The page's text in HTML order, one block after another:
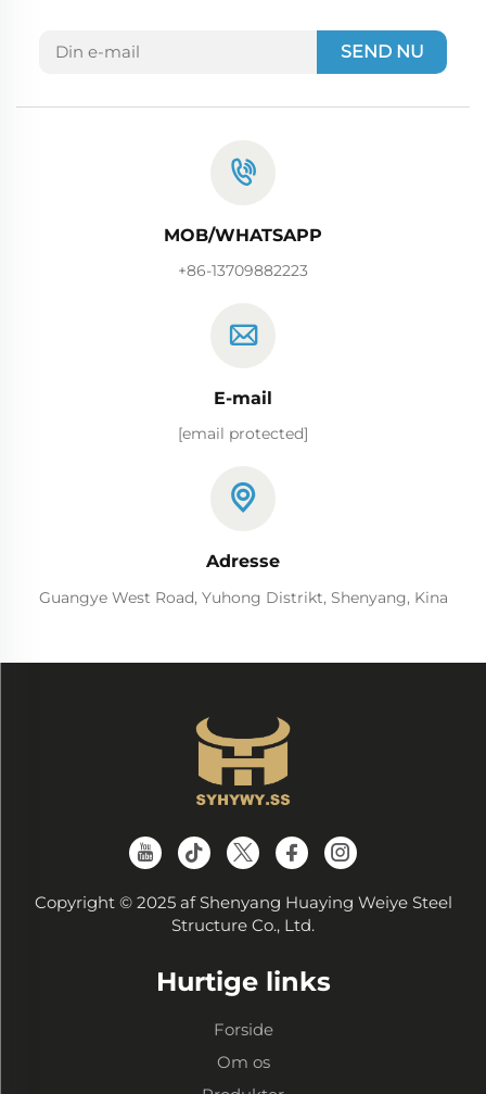
SEND NU
MOB/WHATSAPP
+86-13709882223
E-mail
[email protected]
Adresse
Guangye West Road, Yuhong Distrikt, Shenyang, Kina
Copyright © 2025 af Shenyang Huaying Weiye Steel
Structure Co., Ltd.
Hurtige links
Forside
Om os